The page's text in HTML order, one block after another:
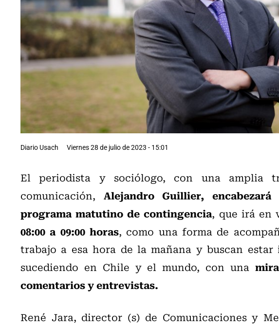
Diario Usach Viernes 28 de julio de 2023 - 15:01
El periodista y sociólogo, con una amplia
comunicación, Alejandro Guillier,
programa matutino de contingencia, que irá en
08:00 a 09:00 horas, como una forma de
trabajo a esa hora de la mañana y buscan
sucediendo en Chile y el mundo, con una
comentarios y entrevistas.
René Jara, director (s) de Comunicaciones y